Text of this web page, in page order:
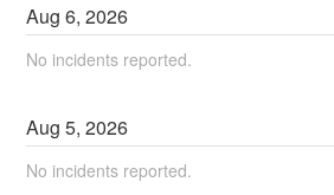
Aug6,2026
No incidents reported.
Aug5,2026
No incidents reported.